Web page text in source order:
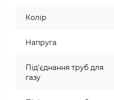
Колір
Напруга
Під'єднання труб для
газу